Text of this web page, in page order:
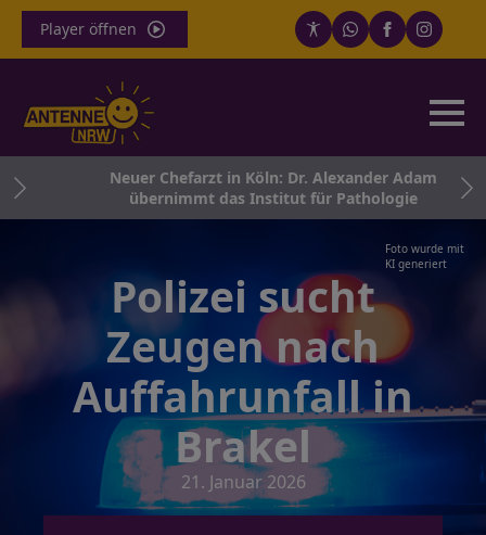
Player öffnen
Neuer Chefarzt in Köln: Dr. Alexander Adam
übernimmt das Institut für Pathologie
Foto wurde mit
KI generiert
Polizei sucht
Zeugen nach
Auffahrunfall in
Brakel
21. Januar 2026